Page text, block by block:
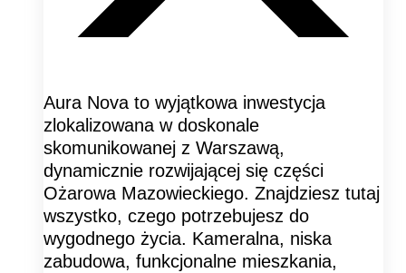
Aura Nova to wyjątkowa inwestycja
zlokalizowana w doskonale
skomunikowanej z Warszawą,
dynamicznie rozwijającej się części
Ożarowa Mazowieckiego. Znajdziesz tutaj
wszystko, czego potrzebujesz do
wygodnego życia. Kameralna, niska
zabudowa, funkcjonalne mieszkania,